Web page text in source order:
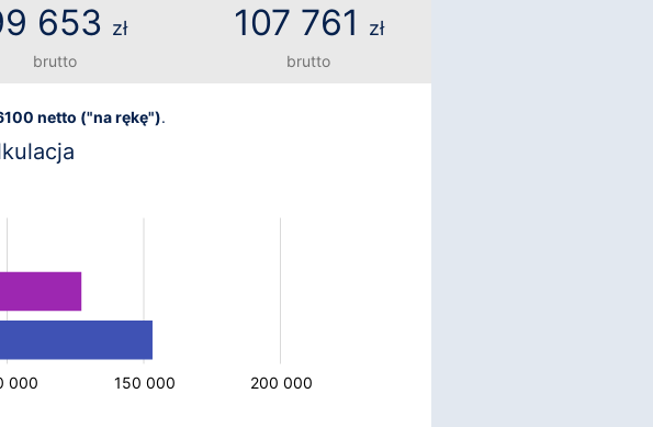
653 zł
brutto
107 761 zł
brutto
netto ("na rękę").
L000 150 000 200 000